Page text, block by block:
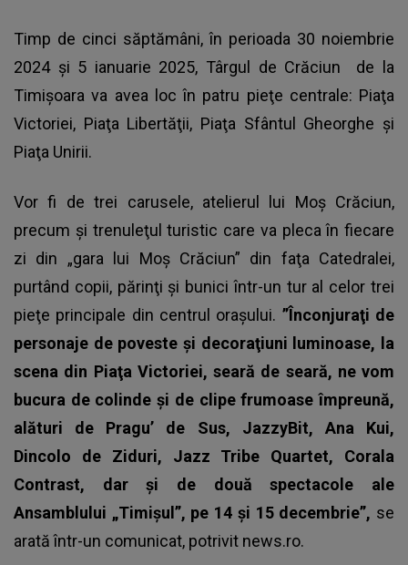
Timp de cinci săptămâni, în perioada 30 noiembrie
2024 și 5 ianuarie 2025, Târgul de Crăciun
de la
Timişoara va avea loc în patru pieţe centrale: Piaţa
Victoriei, Piaţa Libertăţii, Piaţa Sfântul Gheorghe şi
Piaţa Unirii.
Vor fi de trei carusele, atelierul lui Moş Crăciun,
precum şi trenuleţul turistic care va pleca în fiecare
zi din „gara lui Moş Crăciun” din faţa Catedralei,
purtând copii, părinţi şi bunici într-un tur al celor trei
pieţe principale din centrul oraşului. ”Înconjuraţi de
personaje de poveste şi decoraţiuni luminoase, la
scena din Piaţa Victoriei, seară de seară, ne vom
bucura de colinde şi de clipe frumoase împreună,
alături de Pragu’ de Sus, JazzyBit, Ana Kui,
Dincolo de Ziduri, Jazz Tribe Quartet, Corala
Contrast, dar şi de două spectacole ale
Ansamblului „Timişul”, pe 14 şi 15 decembrie”, se
arată într-un comunicat, potrivit news.ro.